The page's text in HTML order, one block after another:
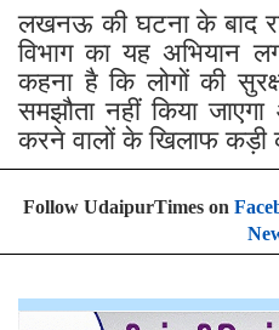
लखनऊ की घटना के बाद
विभाग का यह अभियान
कहना है कि लोगों की
समझौता नहीं किया
करने वालों के खिलाफ कड़ी
Follow UdaipurTimes on